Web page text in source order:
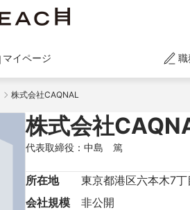
マイページ 職
株式会社CAQNAL
株式会社
代表取締役：中島　篤
所在地
東京都港区六本木7
会社規模
非公開